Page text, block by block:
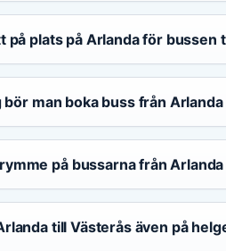
på plats på Arlanda för bussen
man boka buss från
på bussarna från
till Västerås även på